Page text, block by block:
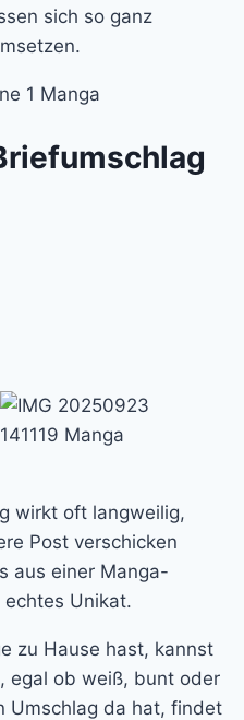
sich so ganz
wirkt oft langweilig,
Post verschicken
aus einer Manga-
Unikat.
zu Hause hast, kannst
egal ob weiß, bunt oder
Umschlag da hat, findet